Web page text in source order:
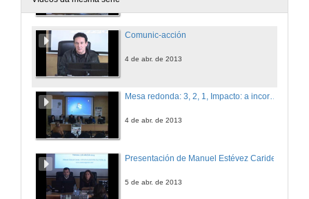
Comunic-acción
4 de abr. de 2013
Mesa redonda: 3, 2, 1, Impacto: a incorporación das novas tecnoloxías non ámbito das Humanidades
4 de abr. de 2013
Presentación de Manuel Estévez Caride
5 de abr. de 2013